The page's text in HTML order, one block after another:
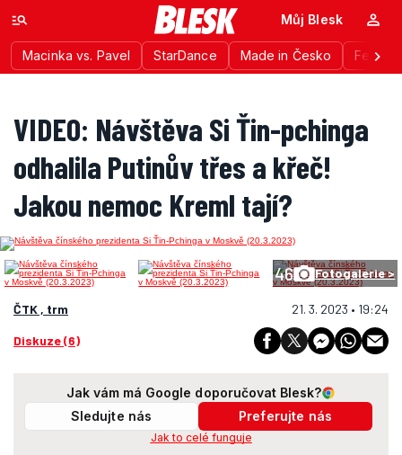
Macinka vs. Pavel StarDance Made in Česko
Můj Blesk
VIDEO: Návštěva Si Ťin-pchinga
odhalila Putinův třes a křeč!
Jakou nemoc Kreml tají?
46 Fotogalerie >
ČTK , trm 21. 3. 2023 • 19:24
Diskuze (6)
Jak vám má Google doporučovat Blesk?
Sledujte nás
Preferujte nás
Jak to celé funguje